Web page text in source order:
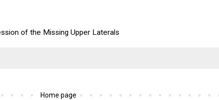
of the Missing Upper Laterals
Home page